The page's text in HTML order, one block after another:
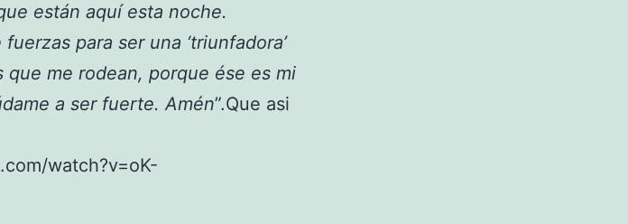
están aquí esta noche.
para ser una ‘triunfadora’
me rodean, porque ése es mi
a ser fuerte. Amén”.Que asi
watch?v=oK-